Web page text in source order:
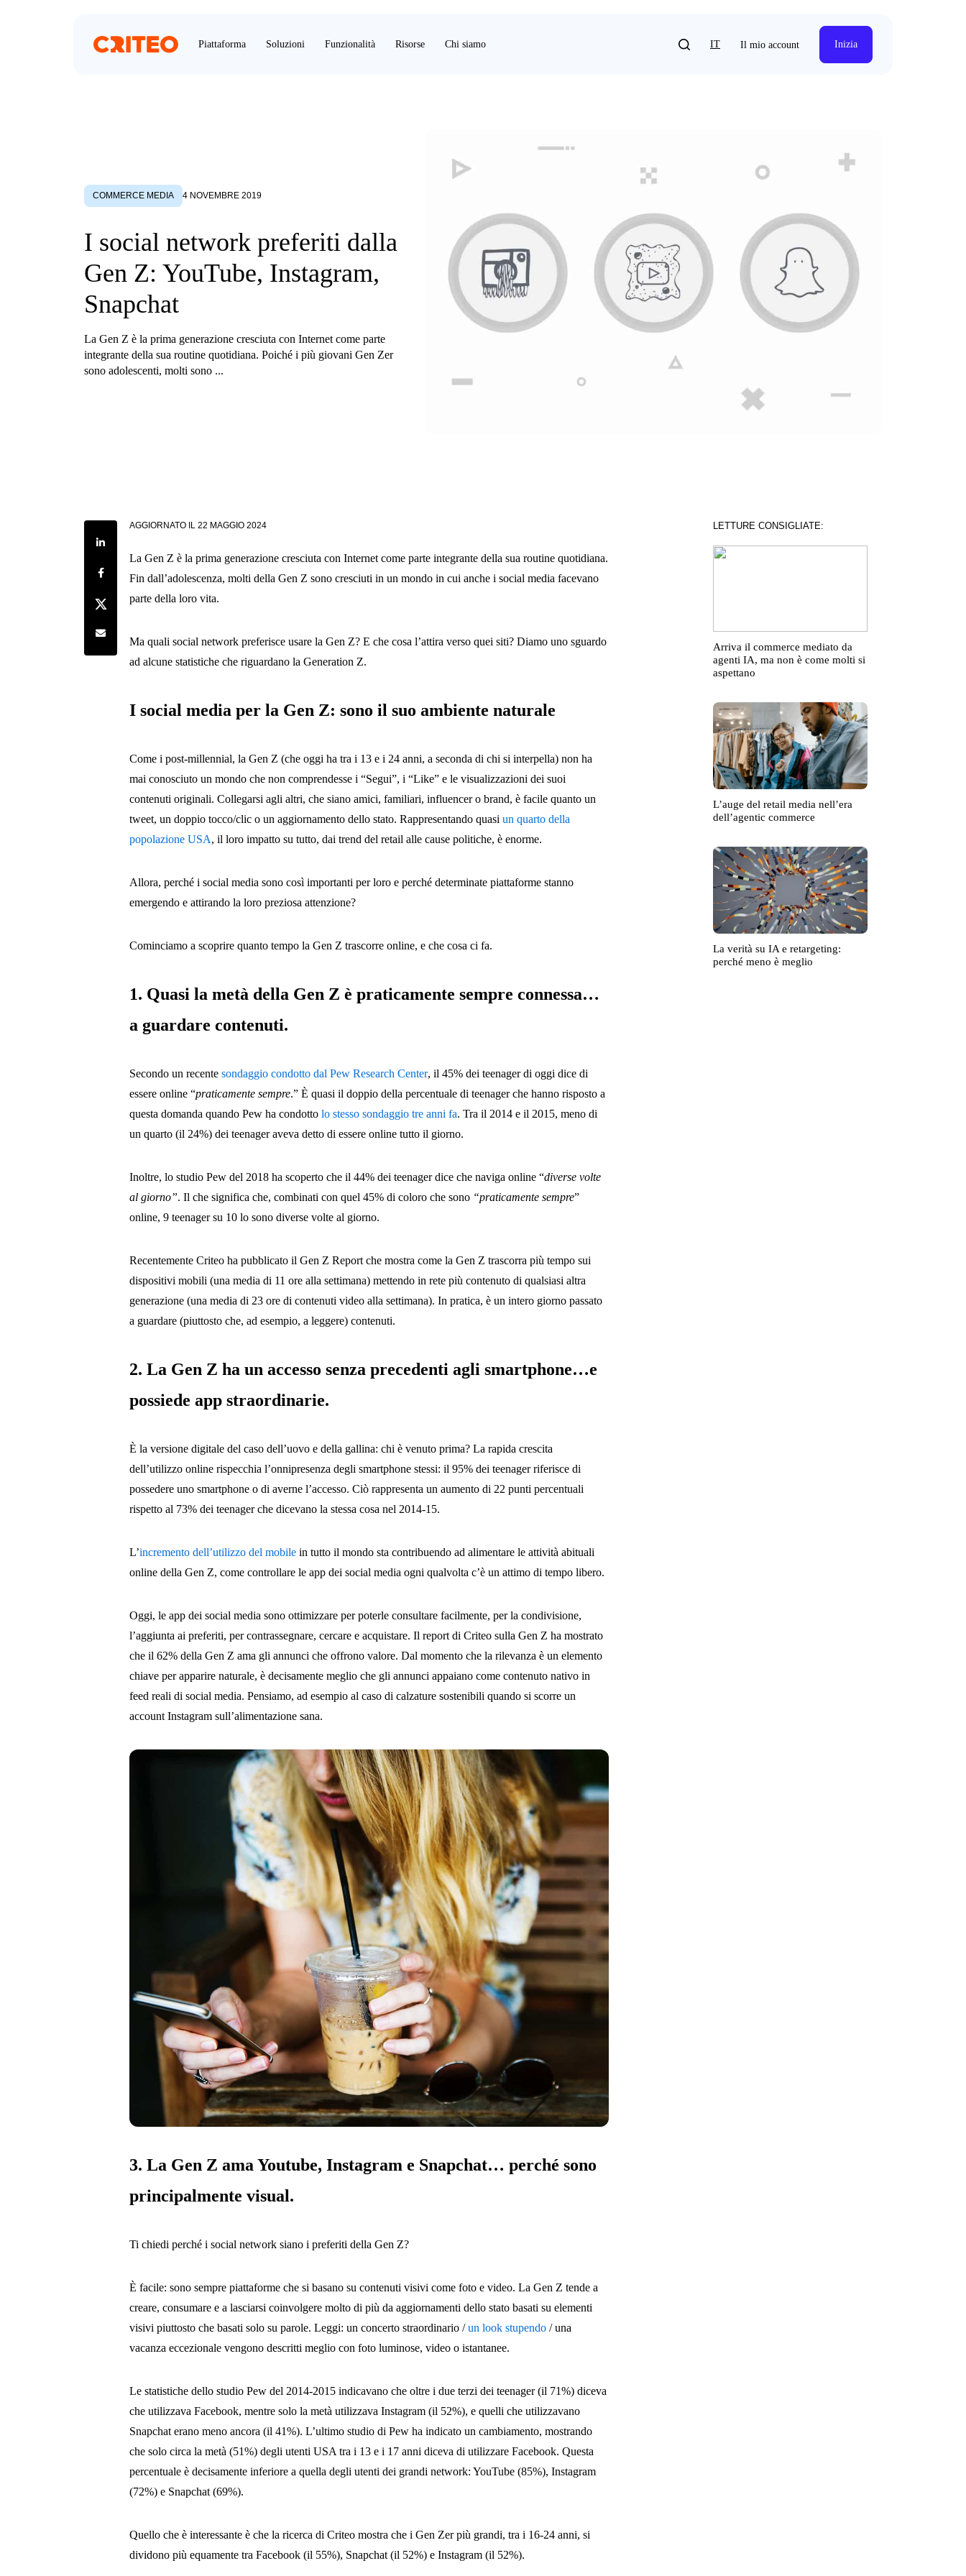
Piattaforma Soluzioni Funzionalità Risorse Chi siamo IT Il mio account Inizia
COMMERCE MEDIA 4 NOVEMBRE 2019
I social network preferiti dalla
Gen Z: YouTube, Instagram,
Snapchat
La Gen Z è la prima generazione cresciuta con Internet come parte
integrante della sua routine quotidiana. Poiché i più giovani Gen Zer
sono adolescenti, molti sono ...
Share on LinkedIn
Share on Facebook
Share on Twitter
Share by e-mail
AGGIORNATO IL 22 MAGGIO 2024
La Gen Z è la prima generazione cresciuta con Internet come parte integrante della sua routine quotidiana.
Fin dall’adolescenza, molti della Gen Z sono cresciuti in un mondo in cui anche i social media facevano
parte della loro vita.
Ma quali social network preferisce usare la Gen Z? E che cosa l’attira verso quei siti? Diamo uno sguardo
ad alcune statistiche che riguardano la Generation Z.
I social media per la Gen Z: sono il suo ambiente naturale
Come i post-millennial, la Gen Z (che oggi ha tra i 13 e i 24 anni, a seconda di chi si interpella) non ha
mai conosciuto un mondo che non comprendesse i “Segui”, i “Like” e le visualizzazioni dei suoi
contenuti originali. Collegarsi agli altri, che siano amici, familiari, influencer o brand, è facile quanto un
tweet, un doppio tocco/clic o un aggiornamento dello stato. Rappresentando quasiun quarto della
popolazione USA, il loro impatto su tutto, dai trend del retail alle cause politiche, è enorme.
Allora, perché i social media sono così importanti per loro e perché determinate piattaforme stanno
emergendo e attirando la loro preziosa attenzione?
Cominciamo a scoprire quanto tempo la Gen Z trascorre online, e che cosa ci fa.
1. Quasi la metà della Gen Z è praticamente sempre connessa…
a guardare contenuti.
Secondo un recentesondaggio condotto dal Pew Research Center, il 45% dei teenager di oggi dice di
essere online “praticamente sempre.” È quasi il doppio della percentuale di teenager che hanno risposto a
questa domanda quando Pew ha condottolo stesso sondaggio tre anni fa. Tra il 2014 e il 2015, meno di
un quarto (il 24%) dei teenager aveva detto di essere online tutto il giorno.
Inoltre, lo studio Pew del 2018 ha scoperto che il 44% dei teenager dice che naviga online “diverse volte
al giorno”. Il che significa che, combinati con quel 45% di coloro che sono “praticamente sempre”
online, 9 teenager su 10 lo sono diverse volte al giorno.
Recentemente Criteo ha pubblicato il Gen Z Report che mostra come la Gen Z trascorra più tempo sui
dispositivi mobili (una media di 11 ore alla settimana) mettendo in rete più contenuto di qualsiasi altra
generazione (una media di 23 ore di contenuti video alla settimana). In pratica, è un intero giorno passato
a guardare (piuttosto che, ad esempio, a leggere) contenuti.
2. La Gen Z ha un accesso senza precedenti agli smartphone…e
possiede app straordinarie.
È la versione digitale del caso dell’uovo e della gallina: chi è venuto prima? La rapida crescita
dell’utilizzo online rispecchia l’onnipresenza degli smartphone stessi: il 95% dei teenager riferisce di
possedere uno smartphone o di averne l’accesso. Ciò rappresenta un aumento di 22 punti percentuali
rispetto al 73% dei teenager che dicevano la stessa cosa nel 2014-15.
L’incremento dell’utilizzo del mobile in tutto il mondo sta contribuendo ad alimentare le attività abituali
online della Gen Z, come controllare le app dei social media ogni qualvolta c’è un attimo di tempo libero.
Oggi, le app dei social media sono ottimizzare per poterle consultare facilmente, per la condivisione,
l’aggiunta ai preferiti, per contrassegnare, cercare e acquistare. Il report di Criteo sulla Gen Z ha mostrato
che il 62% della Gen Z ama gli annunci che offrono valore. Dal momento che la rilevanza è un elemento
chiave per apparire naturale, è decisamente meglio che gli annunci appaiano come contenuto nativo in
feed reali di social media. Pensiamo, ad esempio al caso di calzature sostenibili quando si scorre un
account Instagram sull’alimentazione sana.
3. La Gen Z ama Youtube, Instagram e Snapchat… perché sono
principalmente visual.
Ti chiedi perché i social network siano i preferiti della Gen Z?
È facile: sono sempre piattaforme che si basano su contenuti visivi come foto e video. La Gen Z tende a
creare, consumare e a lasciarsi coinvolgere molto di più da aggiornamenti dello stato basati su elementi
visivi piuttosto che basati solo su parole. Leggi: un concerto straordinario /un look stupendo / una
vacanza eccezionale vengono descritti meglio con foto luminose, video o istantanee.
Le statistiche dello studio Pew del 2014-2015 indicavano che oltre i due terzi dei teenager (il 71%) diceva
che utilizzava Facebook, mentre solo la metà utilizzava Instagram (il 52%), e quelli che utilizzavano
Snapchat erano meno ancora (il 41%). L’ultimo studio di Pew ha indicato un cambiamento, mostrando
che solo circa la metà (51%) degli utenti USA tra i 13 e i 17 anni diceva di utilizzare Facebook. Questa
percentuale è decisamente inferiore a quella degli utenti dei grandi network: YouTube (85%), Instagram
(72%) e Snapchat (69%).
Quello che è interessante è che la ricerca di Criteo mostra che i Gen Zer più grandi, tra i 16-24 anni, si
dividono più equamente tra Facebook (il 55%), Snapchat (il 52%) e Instagram (il 52%).
LETTURE CONSIGLIATE:
Arriva il commerce mediato da
agenti IA, ma non è come molti si
aspettano
L’auge del retail media nell’era
dell’agentic commerce
La verità su IA e retargeting:
perché meno è meglio